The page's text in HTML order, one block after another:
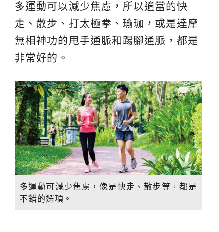
多運動可以減少焦慮，所以適當的快
走、散步、打太極拳、瑜珈，或是達摩
無相神功的甩手通脈和踢腳通脈，都是
非常好的。
多運動可減少焦慮，像是快走、散步等，都是
不錯的選項。